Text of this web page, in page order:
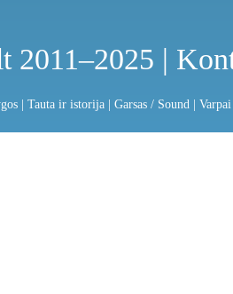
2011–2025 |
Tauta ir istorija Garsas / Sound Varpai